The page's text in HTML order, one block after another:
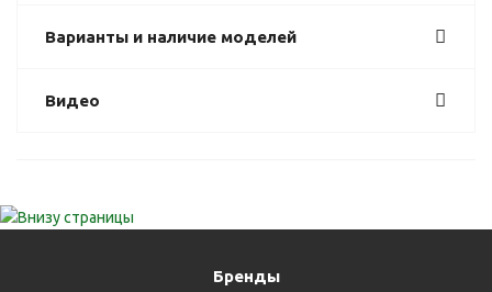
Варианты и наличие моделей
Видео
Бренды